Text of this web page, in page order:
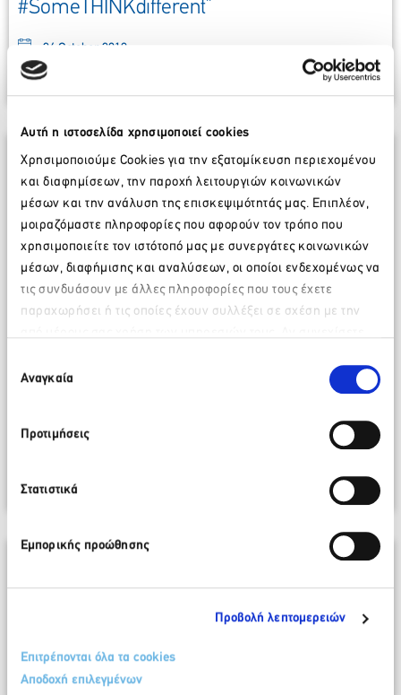
Αυτή η ιστοσελίδα χρησιμοποιεί cookies
Χρησιμοποιούμε Cookies για την εξατομίκευση περιεχομένου
και διαφημίσεων, την παροχή λειτουργιών κοινωνικών
μέσων και την ανάλυση της επισκεψιμότητάς μας. Επιπλέον,
μοιραζόμαστε πληροφορίες που αφορούν τον τρόπο που
χρησιμοποιείτε τον ιστότοπό μας με συνεργάτες κοινωνικών
μέσων, διαφήμισης και αναλύσεων, οι οποίοι ενδεχομένως να
τις συνδυάσουν με άλλες πληροφορίες που τους έχετε
παραχωρήσει ή τις οποίες έχουν συλλέξει σε σχέση με την
των Cookies μας.
συγκατάθεσης
Αναγκαία
Προτιμήσεις
Στατιστικά
Εμπορικής προώθησης
Προβολή λεπτομερειών
Επιτρέπονται όλα τα cookies
Αποδοχή επιλεγμένων
#SomeTHINKdifferent”
24 October 2018
More
Yiannis Retsos, at the Open Session of the
More